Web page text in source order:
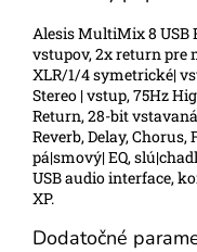
Alesis MultiMix 8 USB
vstupov, 2x return pre
XLR/1/4 symetrické|
Stereo | vstup, 75Hz
Return, 28-bit
Reverb, Delay,
pá|smový| EQ,
USB audio interface,
XP.
Dodatočné